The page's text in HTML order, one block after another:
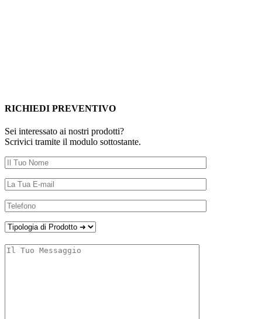
RICHIEDI PREVENTIVO
Sei interessato ai nostri prodotti?
Scrivici tramite il modulo sottostante.
Sono: